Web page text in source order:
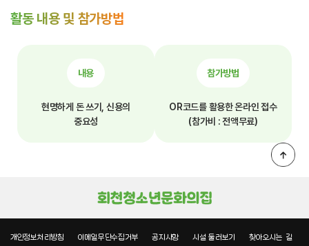
활동 내용 및 참가방법
내용
현명하게 돈 쓰기, 신용의
중요성
참가방법
OR코드를 활용한 온라인 접수
(참가비 : 전액무료)
개인정보처리방침 이메일무단수집거부 공지사항 시설 둘러보기 찾아오시는 길